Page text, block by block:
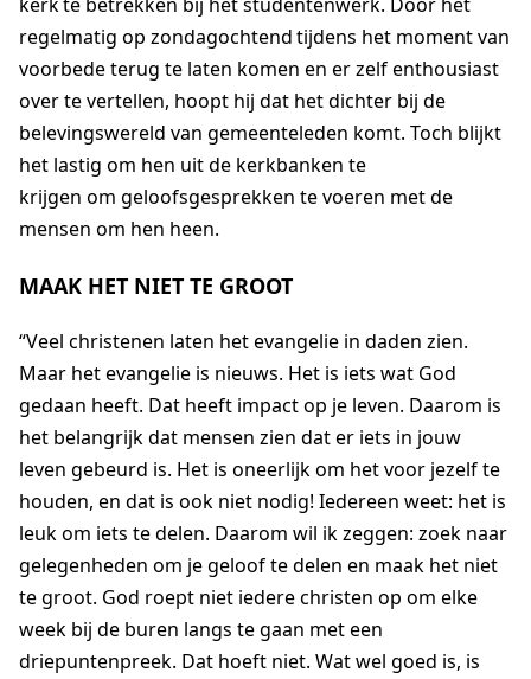
regelmatig op zondagochtend tijdens het moment van
voorbede terug te laten komen en er zelf enthousiast
over te vertellen, hoopt hij dat het dichter bij de
belevingswereld van gemeenteleden komt. Toch blijkt
het lastig om hen uit de kerkbanken te
krijgen om geloofsgesprekken te voeren met de
mensen om hen heen.
MAAK HET NIET TE GROOT
“Veel christenen laten het evangelie in daden zien.
Maar het evangelie is nieuws. Het is iets wat God
gedaan heeft. Dat heeft impact op je leven. Daarom is
het belangrijk dat mensen zien dat er iets in jouw
leven gebeurd is. Het is oneerlijk om het voor jezelf te
houden, en dat is ook niet nodig! Iedereen weet: het is
leuk om iets te delen. Daarom wil ik zeggen: zoek naar
gelegenheden om je geloof te delen en maak het niet
te groot. God roept niet iedere christen op om elke
week bij de buren langs te gaan met een
driepuntenpreek. Dat hoeft niet. Wat wel goed is, is